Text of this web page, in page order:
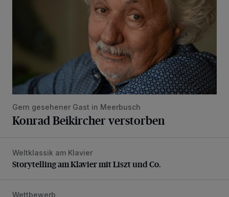
Gern gesehener Gast in Meerbusch
Konrad Beikircher verstorben
Storytelling am Klavier mit Liszt und Co.
Weltklassik am Klavier
Storytelling am Klavier mit Liszt und Co.
Wettbewerb